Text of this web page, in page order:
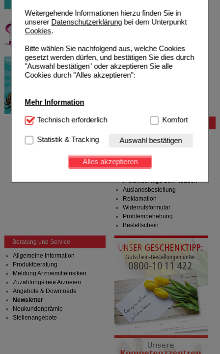
Weitergehende Informationen hierzu finden Sie in
unserer Datenschutzerklärungbei dem Unterpunkt
Cookies.
Bitte wählen Sie nachfolgend aus, welche Cookies
gesetzt werden dürfen, und bestätigen Sie dies durch
"Auswahl bestätigen" oder akzeptieren Sie alle
Cookies durch "Alles akzeptieren":
Mehr Information
Technisch Notwendig:Hierbei handelt es sich um
Website notwendig sind (z.B. Navigation, Warenkorb,
Kundenkonto), weshalb auf diese nicht verzichtet
werden kann.
Einkaufserlebnis noch ansprechender zu gestalten,
beispielsweise für die Wiedererkennung des
Besuchers oder unsere Seite an bevorzugte
Verhaltensweisen (z.B. Spracheinstellung)
anzupassen. Komfort-Cookies ermöglichen es uns
auch auf Ihre Bedürfnisse zugeschrittene Inhalte
anzuzeigen und unser Partnerprogramm zu
betreiben.
Statistik & Tracking:
Hierüber lassen sich
Informationen über die Art und Weise der Nutzung
unserer Website sammeln, mit deren Hilfe wir unsere
Website weiter für Sie optimieren können, den Inhalt
auf unserer Website aber auch die Werbung auf
Drittseiten möglichst relevant für Sie zu gestalten.
Bitte beachten Sie, dass Daten hierfür teilweise an
Dritte wie z.B. Google oder soziale Medien
Technisch erforderlich Komfort
Statistik & Tracking Auswahl bestätigen
Alles akzeptieren
Bestellung
Hilfe zur Anmeldung
Hilfe zum Bestellvorgang
Zahlungsmöglichkeiten
Rezepte einlösen
Freiumschläge downloaden
Auslandsbestellung
Reklamation
Widerrufsformular
Problembehebung
Bestellschein
Beratung und Service
Allgemeine Information
Produktberatung
Meldung Arzneimittelrisiken
Zuzahlungsfreie Arzneien
Angebote & Downloads
Newsletter
Neukundenprämie
Stellenangebote